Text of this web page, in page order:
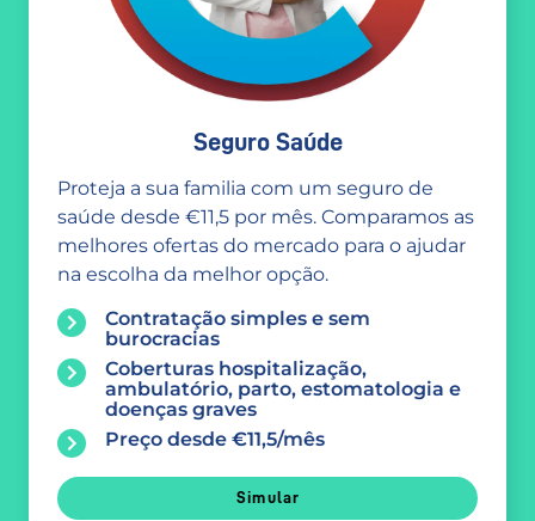
Seguro Saúde
Proteja a sua familia com um seguro de
saúde desde €11,5 por mês. Comparamos as
melhores ofertas do mercado para o ajudar
na escolha da melhor opção.
Contratação simples e sem
burocracias
Coberturas hospitalização,
ambulatório, parto, estomatologia e
doenças graves
Preço desde €11,5/mês
Simular